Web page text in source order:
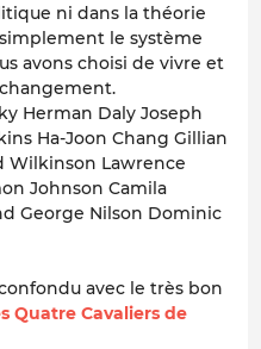
ni dans la théorie
le système
avons choisi de vivre et
Herman Daly Joseph
Ha-Joon Chang Gillian
Wilkinson Lawrence
Johnson Camila
George Nilson Dominic
avec le très bon
Quatre Cavaliers de